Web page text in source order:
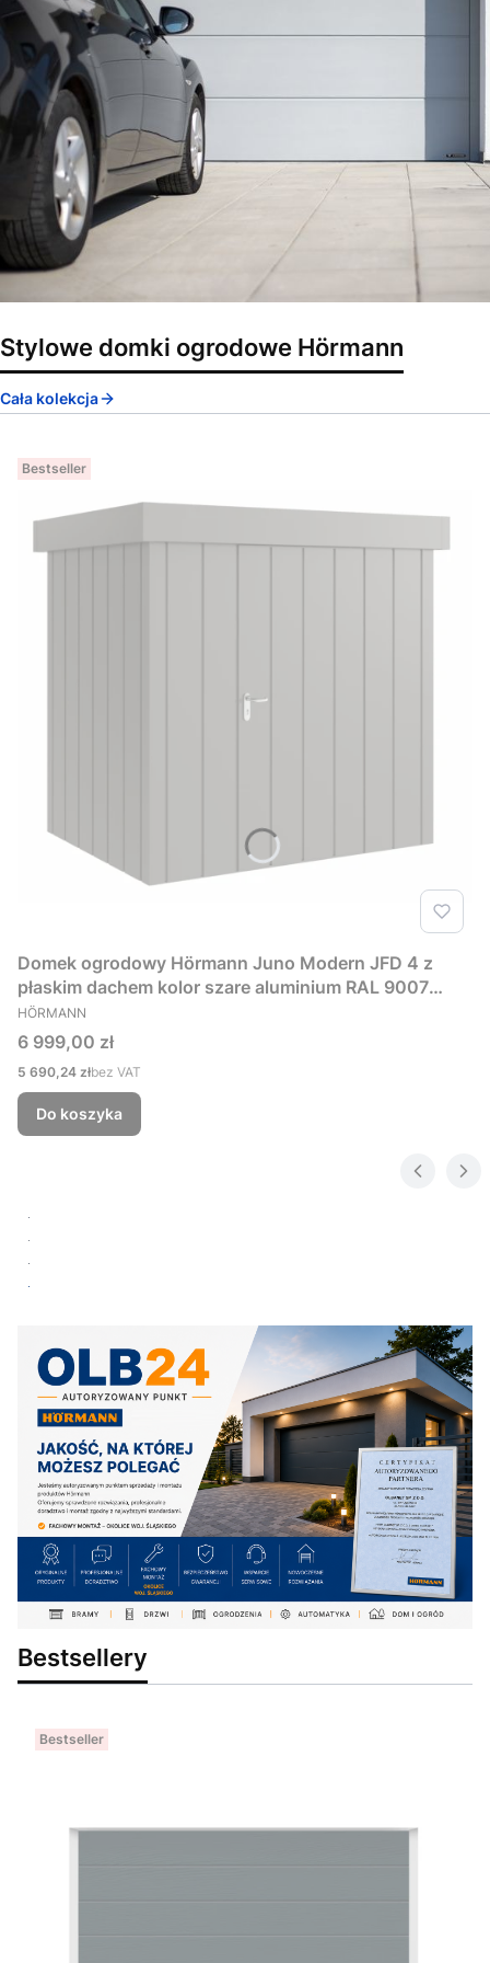
Stylowe domki ogrodowe Hörmann
Cała kolekcja
Bestseller
Domek ogrodowy Hörmann Juno Modern JFD 4 z
płaskim dachem kolor szare aluminium RAL 9007
229x181 cm
PRODUCENT
HÖRMANN
Cena
6 999,00 zł
Cena
5 690,24 złbez VAT
Do koszyka
Bestsellery
Bestseller